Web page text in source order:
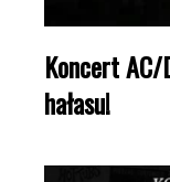
Koncert AC/
hałasu!